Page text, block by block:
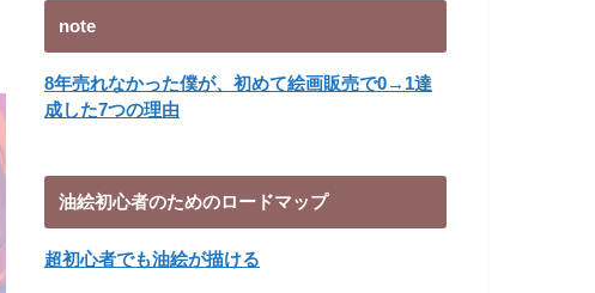
note
8年売れなかった僕が、初めて絵画販売で0→1達
成した7つの理由
油絵初心者のためのロードマップ
超初心者でも油絵が描ける